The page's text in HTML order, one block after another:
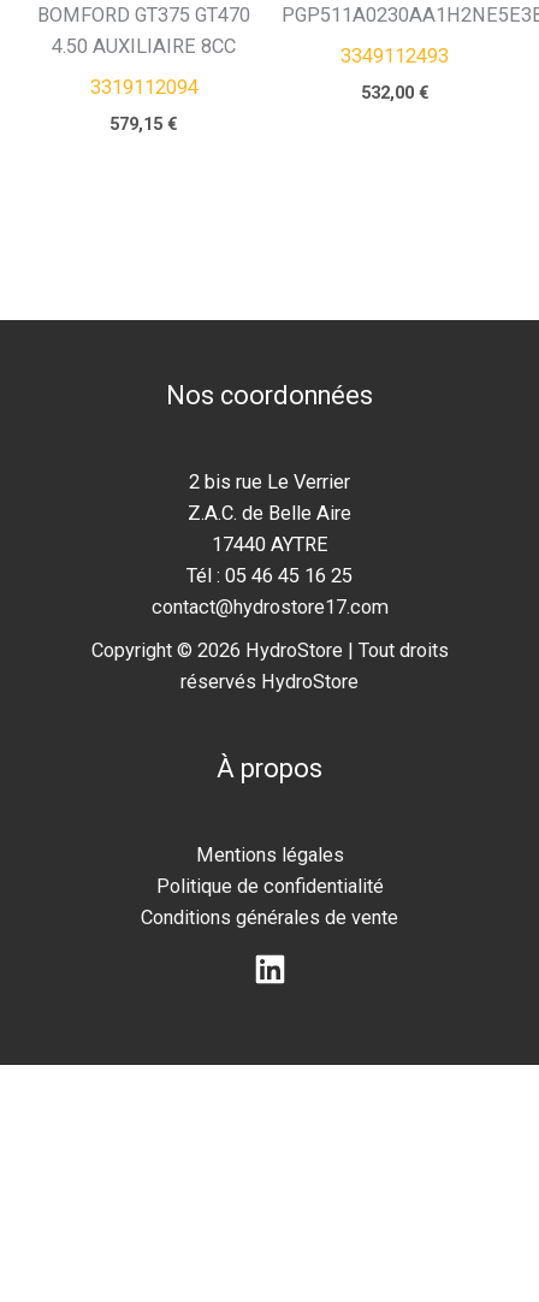
BOMFORD GT375 GT470
4.50 AUXILIAIRE 8CC
3319112094
579,15€
3349112493
532,00 €
Nos coordonnées
2 bis rue Le Verrier
Z.A.C. de Belle Aire
17440 AYTRE
Tél : 05 46 45 16 25
contact@hydrostore17.com
Copyright © 2026 HydroStore | Tout droits
réservés HydroStore
À propos
Mentions légales
Politique de confidentialité
Conditions générales de vente